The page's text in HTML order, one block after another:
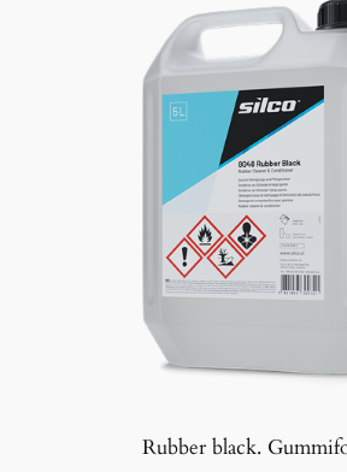
Rubber black.